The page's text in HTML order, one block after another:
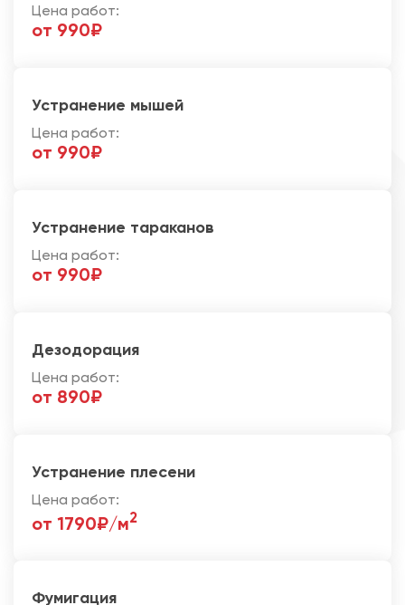
Цена работ:
от 990₽
Устранение мышей
Цена работ:
от 990₽
Устранение тараканов
Цена работ:
от 990₽
Дезодорация
Цена работ:
от 890₽
Устранение плесени
Цена работ:
от 1790₽/м2
Фумигация